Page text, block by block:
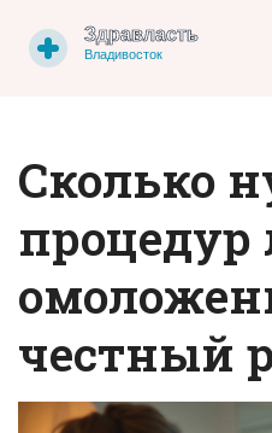
Сколько
процедур
честный